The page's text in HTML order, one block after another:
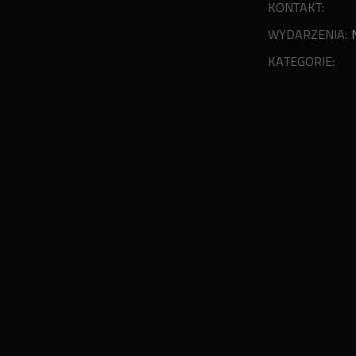
KONTAKT:
WYDARZENIA:
KATEGORIE: